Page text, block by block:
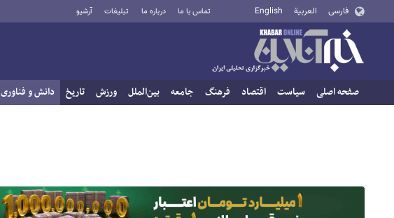
فارسی العربية English تماس با ما درباره ما تبلیغات آرشیو
صفحه اصلی سیاست اقتصاد فرهنگ جامعه بین‌الملل ورزش تاریخ دانش و فناوری